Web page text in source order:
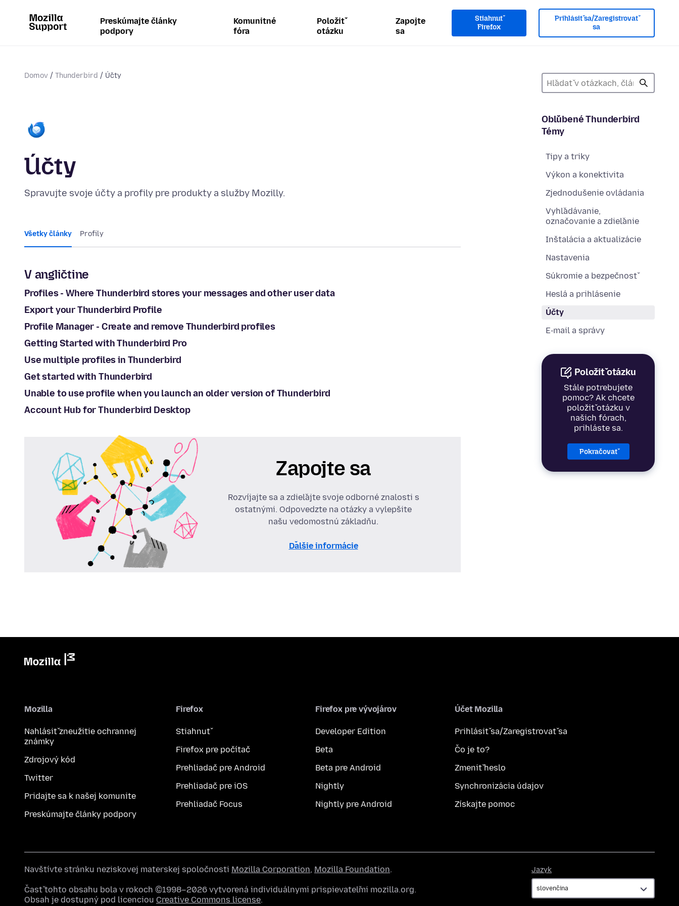
Preskúmajte články
podpory
Komunitné
fóra
Položiť
otázku
Zapojte
sa
Stiahnuť
Firefox
Prihlásiť sa/Zaregistrovať
sa
Domov Thunderbird Účty
Obľúbené Thunderbird
Témy
Tipy a triky
Výkon a konektivita
Zjednodušenie ovládania
Vyhľadávanie,
označovanie a zdieľanie
Inštalácia a aktualizácie
Nastavenia
Súkromie a bezpečnosť
Heslá a prihlásenie
Účty
E‑mail a správy
Položiť otázku
Stále potrebujete
pomoc? Ak chcete
položiť otázku v
našich fórach,
prihláste sa.
Pokračovať
Účty
Spravujte svoje účty a profily pre produkty a služby Mozilly.
Všetky články Profily
V angličtine
Profiles - Where Thunderbird stores your messages and other user data
Export your Thunderbird Profile
Profile Manager - Create and remove Thunderbird profiles
Getting Started with Thunderbird Pro
Use multiple profiles in Thunderbird
Get started with Thunderbird
Unable to use profile when you launch an older version of Thunderbird
Account Hub for Thunderbird Desktop
Zapojte sa
Rozvíjajte sa a zdieľajte svoje odborné znalosti s
ostatnými. Odpovedzte na otázky a vylepšite
našu vedomostnú základňu.
Ďalšie informácie
Mozilla
Nahlásiť zneužitie ochrannej
známky
Zdrojový kód
Twitter
Pridajte sa k našej komunite
Preskúmajte články podpory
Firefox
Stiahnuť
Firefox pre počítač
Prehliadač pre Android
Prehliadač pre iOS
Prehliadač Focus
Firefox pre vývojárov
Developer Edition
Beta
Beta pre Android
Nightly
Nightly pre Android
Účet Mozilla
Prihlásiť sa/Zaregistrovať sa
Čo je to?
Zmeniť heslo
Synchronizácia údajov
Získajte pomoc
Jazyk
Navštívte stránku neziskovej materskej spoločnosti Mozilla Corporation, Mozilla Foundation.
Časť tohto obsahu bola v rokoch ©1998–2026 vytvorená individuálnymi prispievateľmi mozilla.org.
Obsah je dostupný pod licenciou Creative Commons license.